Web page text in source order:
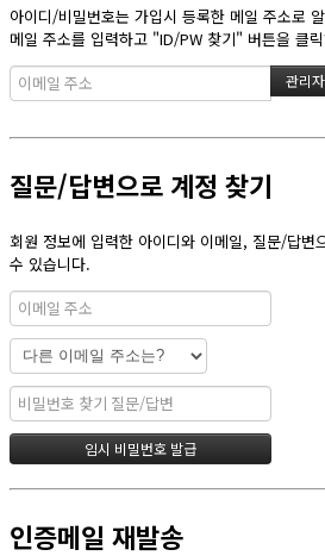
아이디/비밀번호는 가입시 등록한 메일 주소로
메일 주소를 입력하고 "ID/PW 찾기" 버튼을 클
질문/답변으로 계정 찾기
회원 정보에 입력한 아이디와 이메일, 질문/답변
수 있습니다.
인증메일 재발송